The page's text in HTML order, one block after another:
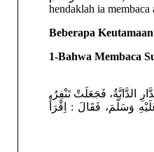
hendaklah ia membaca
Beberapa
1-Bahwa Membaca
الدَّابَّةُ، فَجَعَلَتْ تَنْفِرُ،
وَسَلَّمَ، فَقَالَ : اِقْرَأْ